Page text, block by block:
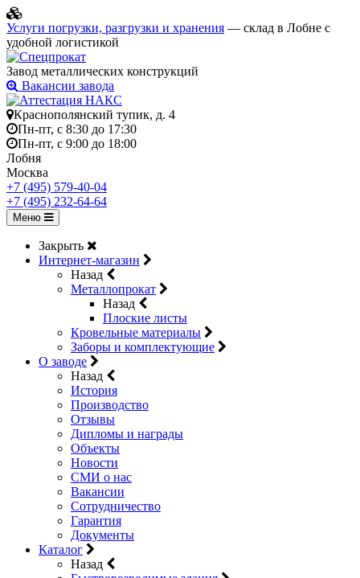
Услуги погрузки, разгрузки и хранения — склад в Лобне с
удобной логистикой
Завод металлических конструкций
Вакансии завода
Краснополянский тупик, д. 4
Пн-пт, с 8:30 до 17:30
Пн-пт, с 9:00 до 18:00
Лобня
Москва
+7 (495) 579-40-04
+7 (495) 232-64-64
Меню
Закрыть
Интернет-магазин
Назад
Металлопрокат
Назад
Плоские листы
Кровельные материалы
Заборы и комплектующие
О заводе
Назад
История
Производство
Отзывы
Дипломы и награды
Объекты
Новости
СМИ о нас
Вакансии
Сотрудничество
Гарантия
Документы
Каталог
Назад